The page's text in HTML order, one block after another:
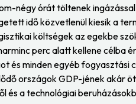
négy órát töltenek
idő közvetlenül kiesik a
költségek az egekbe
perc alatt kellene célba
és minden egyéb fogyasztási
országok GDP-jének akár
és a technológiai